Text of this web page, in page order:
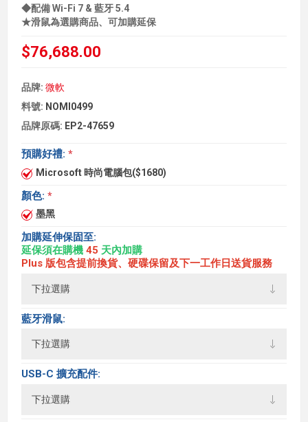
◆配備 Wi-Fi 7 & 藍牙 5.4
★滑鼠為選購商品、可加購延保
$76,688.00
品牌: 微軟
料號: NOMI0499
品牌原碼: EP2-47659
預購好禮: *
Microsoft 時尚電腦包($1680)
顏色: *
墨黑
加購延伸保固至:
延保須在購機 45 天內加購
Plus 版包含提前換貨、硬碟保留及下一工作日送貨服務
藍牙滑鼠:
USB-C 擴充配件: